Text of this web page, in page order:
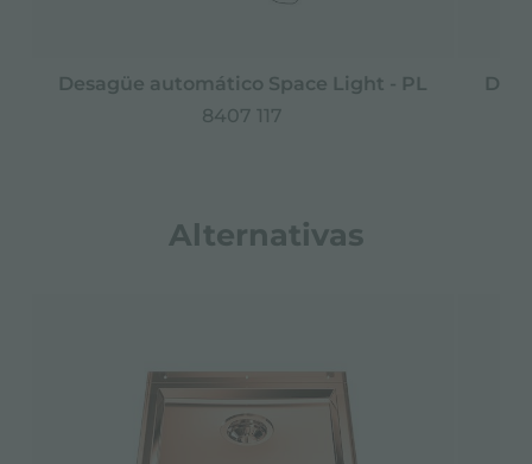
Desagüe automático Space Light - PL
8407 117
Alternativas